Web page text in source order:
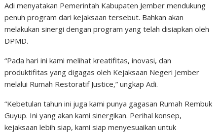
Adi menyatakan Pemerintah Kabupaten Jember mendukung
penuh program dari kejaksaan tersebut. Bahkan akan
melakukan sinergi dengan program yang telah disiapkan oleh
DPMD.
“Pada hari ini kami melihat kreatifitas, inovasi, dan
produktifitas yang digagas oleh Kejaksaan Negeri Jember
melalui Rumah Restoratif Justice,” ungkap Adi.
“Kebetulan tahun ini juga kami punya gagasan Rumah Rembuk
Guyup. Ini yang akan kami sinergikan. Perihal konsep,
kejaksaan lebih siap, kami siap menyesuaikan untuk